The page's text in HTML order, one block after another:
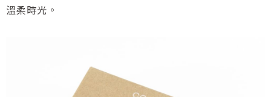
溫柔時光。